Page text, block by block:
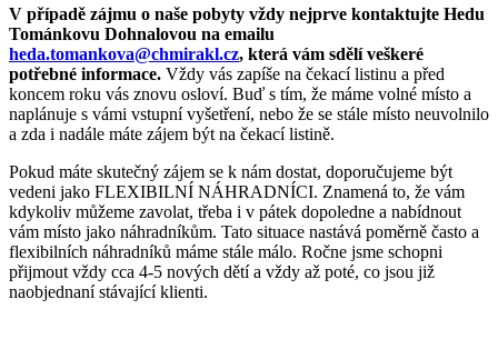
V případě zájmu o naše pobyty vždy nejprve kontaktujte Hedu
Tománkovu Dohnalovou na emailu
heda.tomankova@chmirakl.cz, která vám sdělí veškeré
potřebné informace. Vždy vás zapíše na čekací listinu a před
koncem roku vás znovu osloví. Buď s tím, že máme volné místo a
naplánuje s vámi vstupní vyšetření, nebo že se stále místo neuvolnilo
a zda i nadále máte zájem být na čekací listině.
Pokud máte skutečný zájem se k nám dostat, doporučujeme být
vedeni jako FLEXIBILNÍ NÁHRADNÍCI. Znamená to, že vám
kdykoliv můžeme zavolat, třeba i v pátek dopoledne a nabídnout
vám místo jako náhradníkům. Tato situace nastává poměrně často a
flexibilních náhradníků máme stále málo. Ročne jsme schopni
přijmout vždy cca 4-5 nových dětí a vždy až poté, co jsou již
naobjednaní stávající klienti.